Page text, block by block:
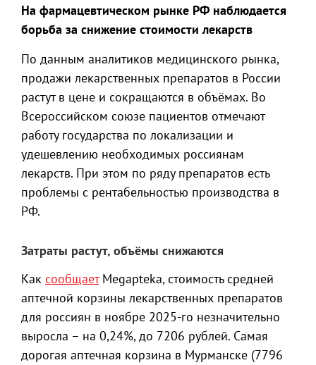
На фармацевтическом рынке РФ наблюдается
борьба за снижение стоимости лекарств
По данным аналитиков медицинского рынка,
продажи лекарственных препаратов в России
растут в цене и сокращаются в объёмах. Во
Всероссийском союзе пациентов отмечают
работу государства по локализации и
удешевлению необходимых россиянам
лекарств. При этом по ряду препаратов есть
проблемы с рентабельностью производства в
РФ.
Затраты растут, объёмы снижаются
Как сообщаетMegapteka, стоимость средней
аптечной корзины лекарственных препаратов
для россиян в ноябре 2025-го незначительно
выросла – на 0,24%, до 7206 рублей. Самая
дорогая аптечная корзина в Мурманске (7796